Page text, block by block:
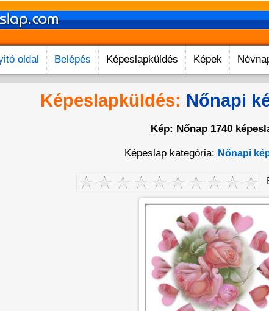
oldal Belépés Képeslapküldés Képek
Képeslapküldés: Nőnapi
Kép: Nőnap 1740
Képeslap kategória: Nőnapi